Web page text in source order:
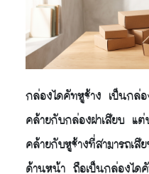
กล่องไดคัทหูช้าง เป็นกล่
คล้ายกับกล่องฝาเสียบ แต่
คล้ายกับหูช้างที่สามารถเสี
ด้านหน้า ถือเป็นกล่องได